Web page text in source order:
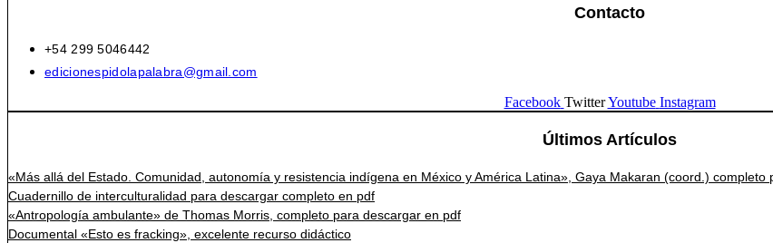
Contacto
+54 299 5046442
edicionespidolapalabra@gmail.com
Facebook Twitter Youtube Instagram
Últimos Artículos
«Más allá del Estado. Comunidad, autonomía y resistencia indígena en México y América Latina», Gaya Makaran (coord.) completo
Cuadernillo de interculturalidad para descargar completo en pdf
«Antropología ambulante» de Thomas Morris, completo para descargar en pdf
Documental «Esto es fracking», excelente recurso didáctico